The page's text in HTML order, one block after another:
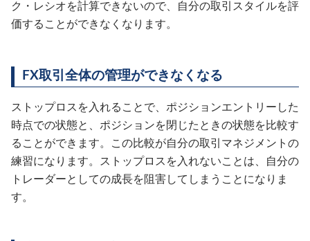
ク・レシオを計算できないので、自分の取引スタイルを評
価することができなくなります。
FX取引全体の管理ができなくなる
ストップロスを入れることで、ポジションエントリーした
時点での状態と、ポジションを閉じたときの状態を比較す
ることができます。この比較が自分の取引マネジメントの
練習になります。ストップロスを入れないことは、自分の
トレーダーとしての成長を阻害してしまうことになりま
す。